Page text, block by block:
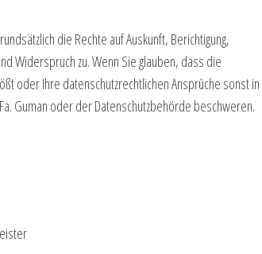
die Rechte auf Auskunft, Berichtigung,
Widerspruch zu. Wenn Sie glauben, dass die
oder Ihre datenschutzrechtlichen Ansprüche sonst in
Guman oder der Datenschutzbehörde beschweren.